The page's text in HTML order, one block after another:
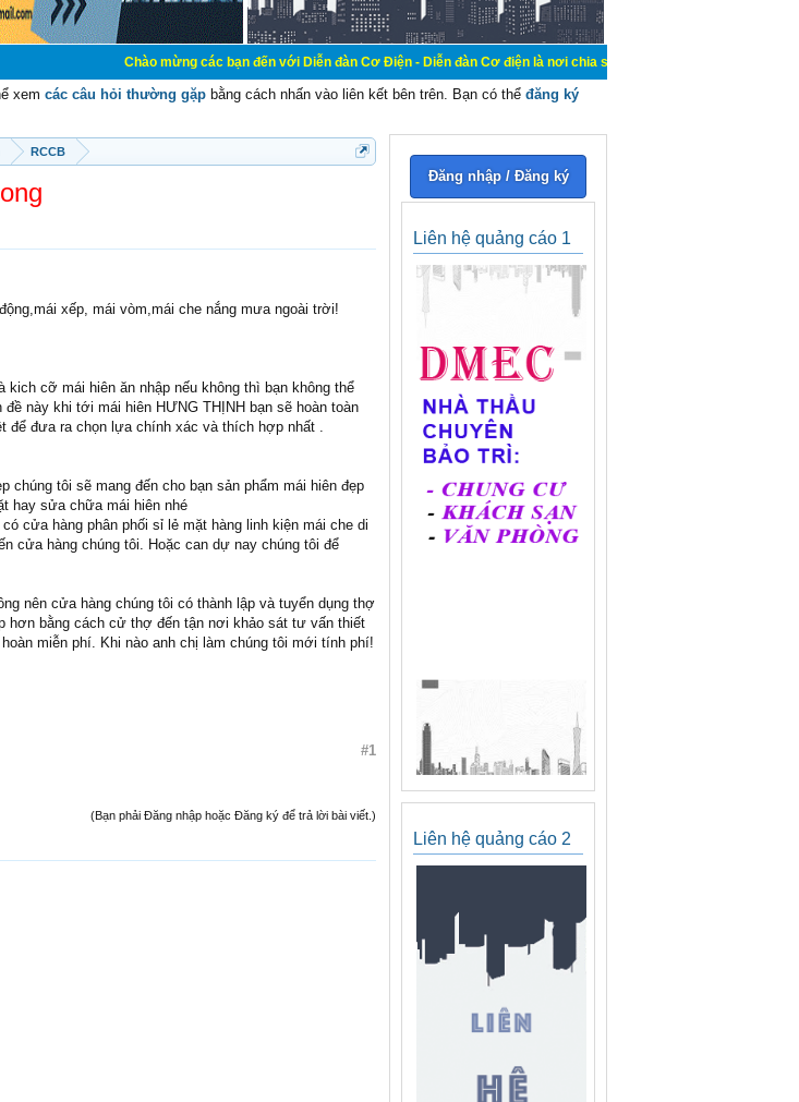
Chào mừng các bạn đến với Diễn đàn Cơ Điện - Diễn đàn Cơ điện là nơi chia sẽ kiến thức kinh nghiệm trong lãnh vực
xem các câu hỏi thường gặp bằng cách nhấn vào liên kết bên trên. Bạn có thể đăng ký
RCCB
xếp, mái vòm,mái che nắng mưa ngoài trời!
cỡ mái hiên ăn nhập nếu không thì bạn không thể
này khi tới mái hiên HƯNG THỊNH bạn sẽ hoàn toàn
đưa ra chọn lựa chính xác và thích hợp nhất .
tôi sẽ mang đến cho bạn sản phẩm mái hiên đẹp
hay sửa chữa mái hiên nhé
cửa hàng phân phối sỉ lẻ mặt hàng linh kiện mái che di
cửa hàng chúng tôi. Hoặc can dự nay chúng tôi để
nên cửa hàng chúng tôi có thành lập và tuyển dụng thợ
hơn bằng cách cử thợ đến tận nơi khảo sát tư vấn thiết
miễn phí. Khi nào anh chị làm chúng tôi mới tính phí!
#1
(Bạn phải Đăng nhập hoặc Đăng ký để trả lời bài viết.)
Đăng nhập / Đăng ký
Liên hệ quảng cáo 1
Liên hệ quảng cáo 2